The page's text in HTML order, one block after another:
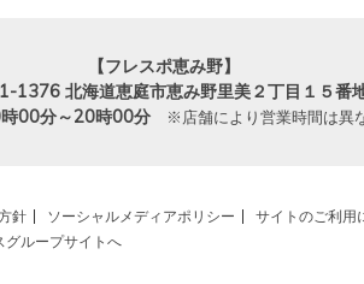
【フレスポ恵み野】
1376 北海道恵庭市恵み野里美２丁目１５番
00分～20時00分 ※店舗により営業時間は異な
針 ソーシャルメディアポリシー
サイトのご利用
グループサイトへ